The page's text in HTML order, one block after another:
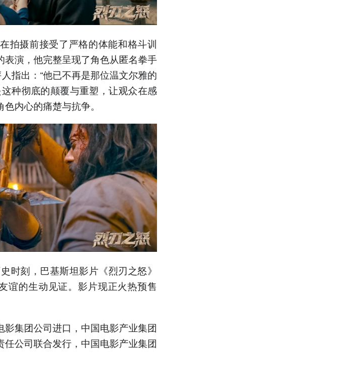
拍摄前接受了严格的体能和格斗训
演，他完整呈现了角色从匿名拳手
指出：“他已不再是那位温文尔雅的
种彻底的颠覆与重塑，让观众在感
内心的痛楚与抗争。
时刻，巴基斯坦影片《烈刃之怒》
谊的生动见证。影片现正火热预售
集团公司进口，中国电影产业集团
公司联合发行，中国电影产业集团